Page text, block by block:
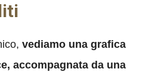
vediamo una grafica
accompagnata da una